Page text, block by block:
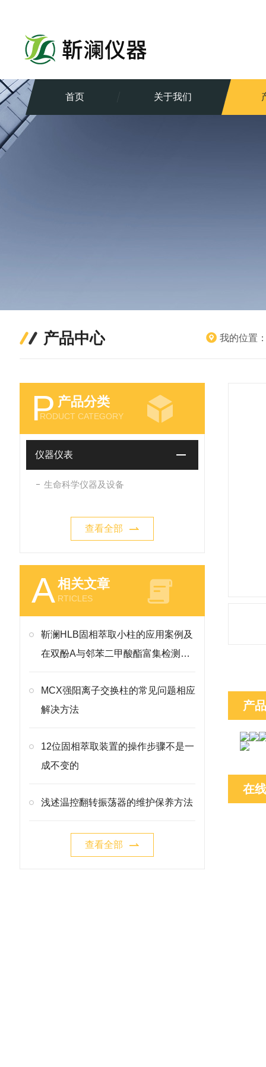
首页 关于我们
产品中心 我的位置
P 产品分类
RODUCT CATEGORY
仪器仪表
生命科学仪器及设备
查看全部
A相关文章
RTICLES
靳澜HLB固相萃取小柱的应用案例及
在双酚A与邻苯二甲酸酯富集检测的
MCX强阳离子交换柱的常见问题相应
解决方法
12位固相萃取装置的操作步骤不是一
成不变的
浅述温控翻转振荡器的维护保养方法
查看全部
产
在